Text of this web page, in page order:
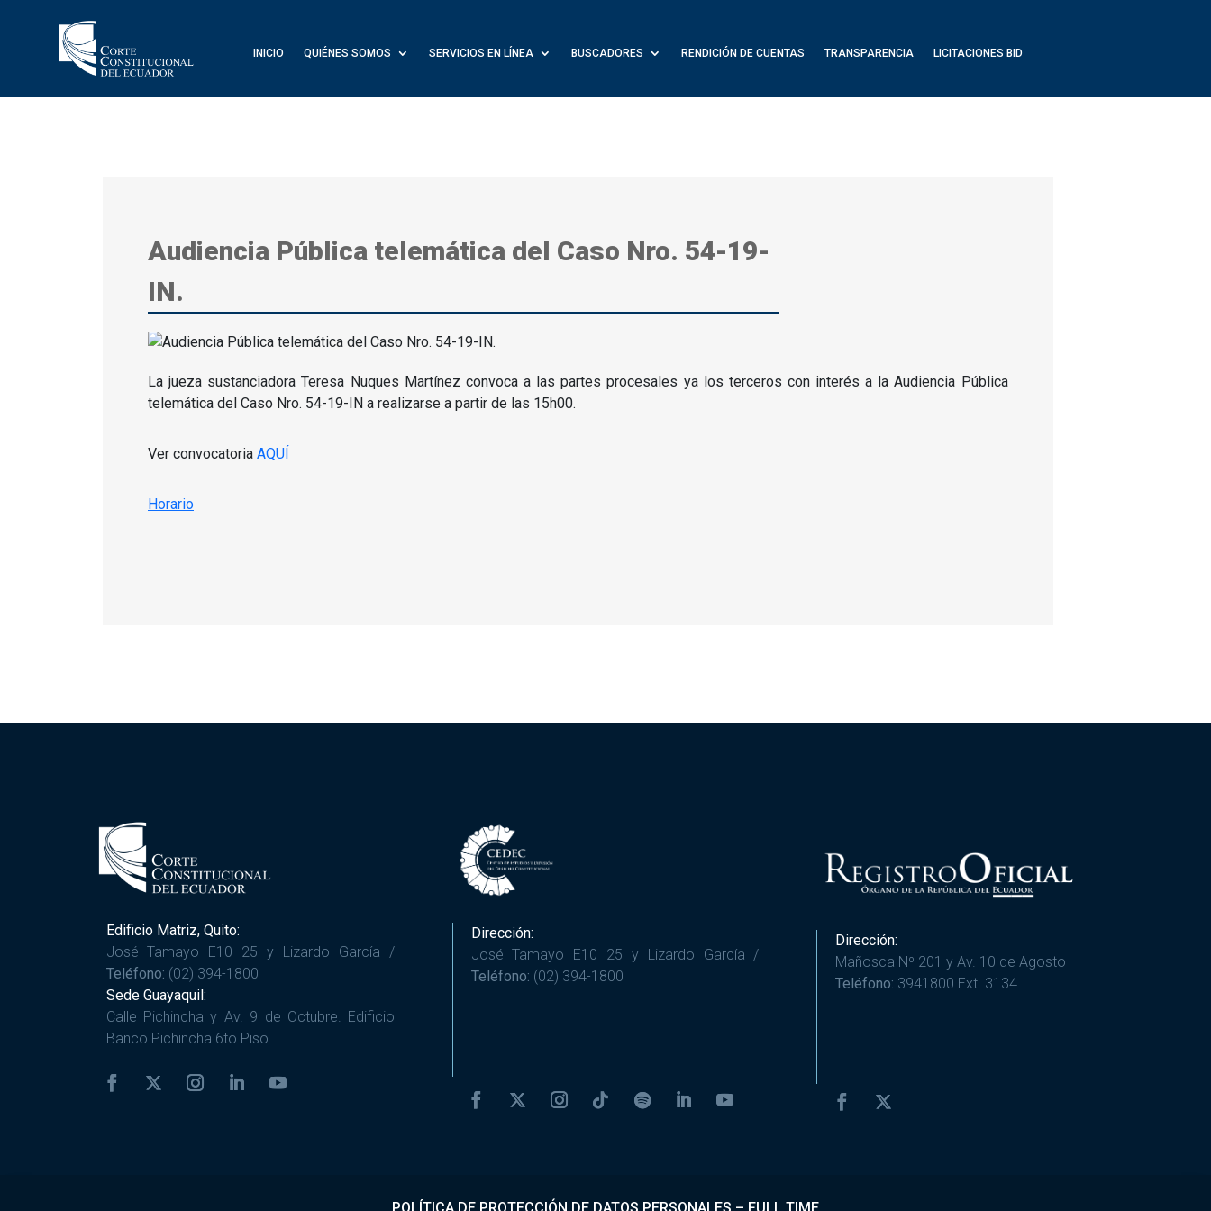
INICIO QUIÉNES SOMOS SERVICIOS EN LÍNEA BUSCADORES RENDICIÓN DE CUENTAS TRANSPARENCIA LICITACIONES BID
Audiencia Pública telemática del Caso Nro. 54-19-
IN.
La jueza sustanciadora Teresa Nuques Martínez convoca a las partes procesales ya los terceros con interés a la Audiencia Pública
telemática del Caso Nro. 54-19-IN a realizarse a partir de las 15h00.
Ver convocatoria AQUÍ
Horario
Edificio Matriz, Quito:
José Tamayo E10 25 y Lizardo García /
Teléfono: (02) 394-1800
Sede Guayaquil:
Calle Pichincha y Av. 9 de Octubre. Edificio
Banco Pichincha 6to Piso
Dirección:
José Tamayo E10 25 y Lizardo García /
Teléfono: (02) 394-1800
Dirección:
Mañosca Nº 201 y Av. 10 de Agosto
Teléfono: 3941800 Ext. 3134